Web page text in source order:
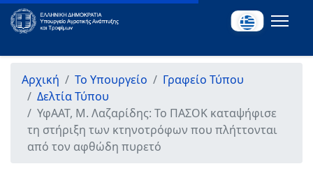
Αρχική Το Υπουργείο
Γραφείο Τύπου
Δελτία Τύπου
ΥφΑΑΤ, Μ. Λαζαρίδης: Το ΠΑΣΟΚ καταψήφισε
τη στήριξη των κτηνοτρόφων που πλήττονται
από τον αφθώδη πυρετό